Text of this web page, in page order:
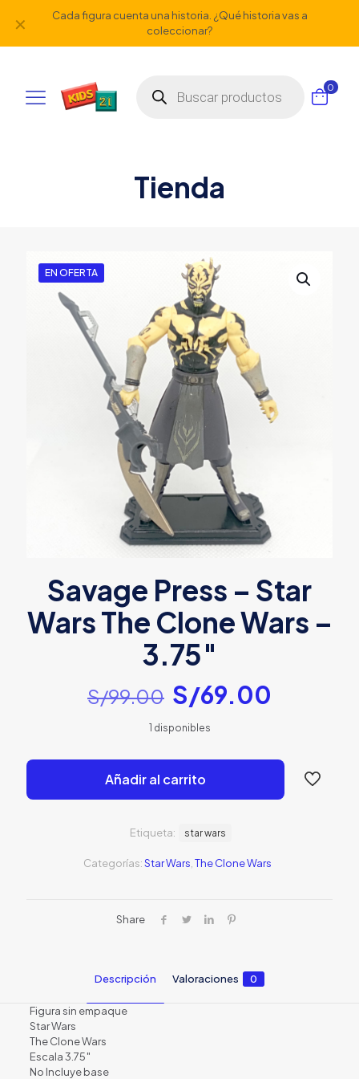
Cada figura cuenta una historia. ¿Qué historia vas a
coleccionar?
✕
productos
0
Tienda
EN OFERTA
Savage Press – Star
Wars The Clone Wars –
3.75″
S/99.00 El
precio
original
era:
S/99.00.
S/69.00
es:
S/
1 disponibles
Añadir al carrito
Categorías:Star Wars The Clone Wars
Etiqueta: star wars
Share
Descripción Valoraciones 0
Figura sin empaque
Star Wars
The Clone Wars
Escala 3.75″
No Incluye base